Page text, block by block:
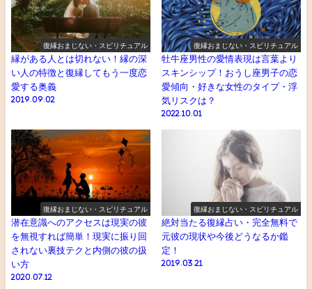
復縁おまじない・スピリチュアル
縁がある人とは切れない！縁の深
い人の特徴と復縁してもう一度恋
愛する奥義
2019.09.02
復縁おまじない・スピリチュアル
牡牛座男性の愛情表現は言葉より
スキンシップ！おうし座男子の恋
愛傾向・好きな女性のタイプ・浮
気リスクは？
2022.10.01
復縁おまじない・スピリチュアル
潜在意識へのアクセスは現実の彼
を無視すれば簡単！現実に振り回
されない裏技テクと内側の彼の扱
い方
2020.07.12
復縁おまじない・スピリチュアル
絶対当たる復縁占い・完全無料で
元彼の現状や今後どうなるか鑑
定！
2019.03.21